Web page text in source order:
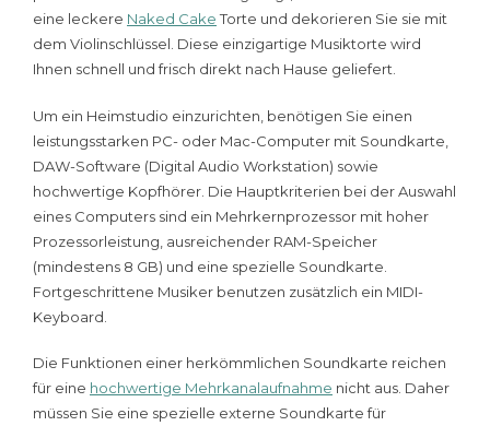
eine leckere Naked CakeTorte und dekorieren Sie sie mit
dem Violinschlüssel. Diese einzigartige Musiktorte wird
Ihnen schnell und frisch direkt nach Hause geliefert.
Um ein Heimstudio einzurichten, benötigen Sie einen
leistungsstarken PC- oder Mac-Computer mit Soundkarte,
DAW-Software (Digital Audio Workstation) sowie
hochwertige Kopfhörer. Die Hauptkriterien bei der Auswahl
eines Computers sind ein Mehrkernprozessor mit hoher
Prozessorleistung, ausreichender RAM-Speicher
(mindestens 8 GB) und eine spezielle Soundkarte.
Fortgeschrittene Musiker benutzen zusätzlich ein MIDI-
Keyboard.
Die Funktionen einer herkömmlichen Soundkarte reichen
für eine hochwertige Mehrkanalaufnahme nicht aus. Daher
müssen Sie eine spezielle externe Soundkarte für